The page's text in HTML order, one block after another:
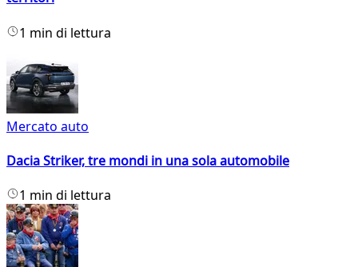
1 min di lettura
Mercato auto
Dacia Striker, tre mondi in una sola automobile
1 min di lettura